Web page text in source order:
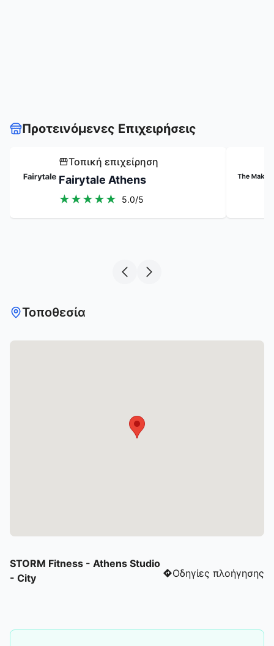
Προτεινόμενες Επιχειρήσεις
Τοπική επιχείρηση
Fairytale Athens
★★★★★ 5.0/5
Τοποθεσία
STORM Fitness - Athens Studio
- City
Οδηγίες πλοήγησης